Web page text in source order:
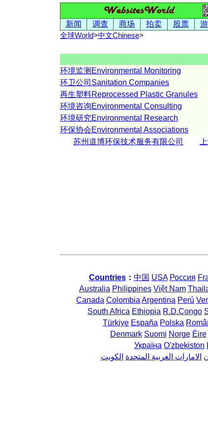
新闻 调查 商场 拍卖 股票
全球World>中文Chinese>
环境监测Environmental Monitoring
环卫公司Sanitation Companies
再生塑料Reprocessed Plastic Granules
环境咨询Environmental Consulting
环境研究Environmental Research
环保协会Environmental Associations
苏州道博环保技术服务有限公司
Countries： 中国 USA Россия
Australia Philippines Việt Nam
Canada Colombia Argentina Perú
South Africa Ethiopia R.D.Congo
Türkiye España Polska
Denmark Suomi Norge Éire
Україна O'zbekiston
الامارات العربية المتحدة الكويت